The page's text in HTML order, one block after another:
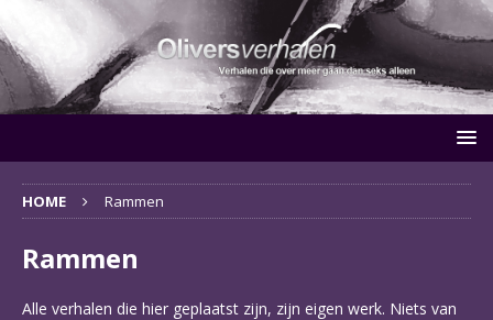
HOME Rammen
Rammen
Alle verhalen die hier geplaatst zijn, zijn eigen werk. Niets van